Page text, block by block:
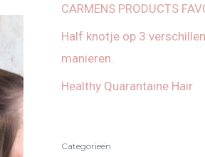
CARMENS PRODUCTS
Half knotje op 3
manieren.
Healthy Quarantaine Hair
Categorieën